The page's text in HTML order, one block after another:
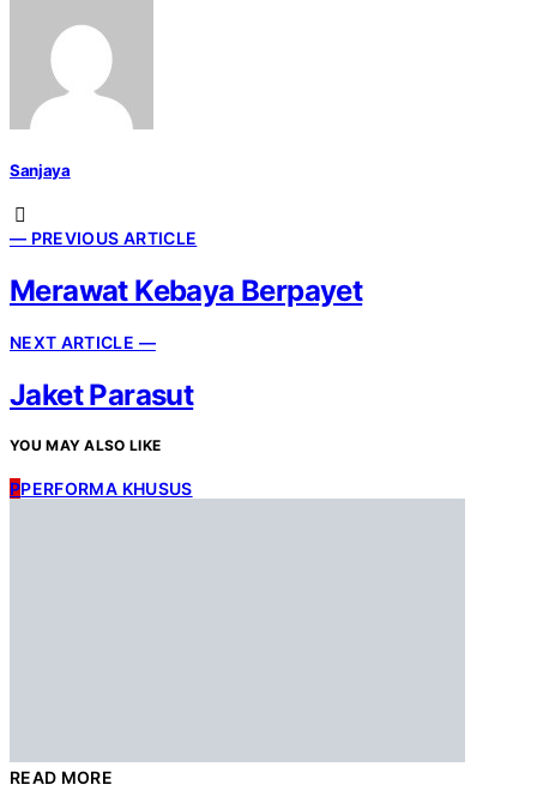
Sanjaya
— PREVIOUS ARTICLE
Merawat Kebaya Berpayet
NEXT ARTICLE —
Jaket Parasut
YOU MAY ALSO LIKE
PPERFORMA KHUSUS
READ MORE